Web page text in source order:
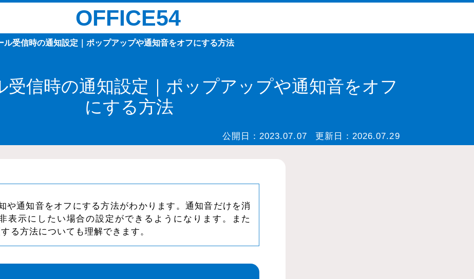
OFFICE54
ル受信時の通知設定｜ポップアップや通知音をオフにする方法
受信時の通知設定｜ポップアップや通知音をオフ
にする方法
公開日： 2023.07.07 更新日： 2026.07.29
通知音をオフにする方法がわかります。通知音だけを消
表示にしたい場合の設定ができるようになります。また
る方法についても理解できます。